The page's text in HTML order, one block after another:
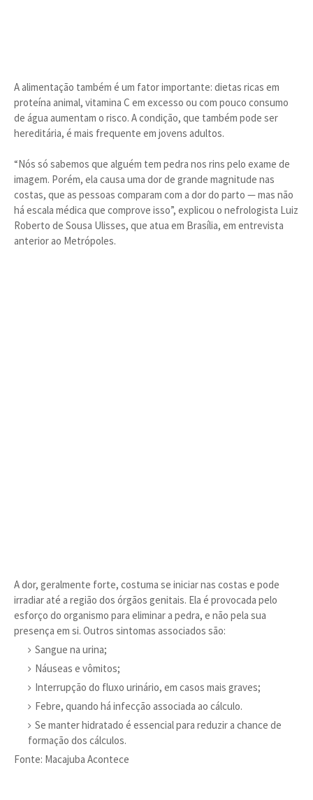
A alimentação também é um fator importante: dietas ricas em
proteína animal, vitamina C em excesso ou com pouco consumo
de água aumentam o risco. A condição, que também pode ser
hereditária, é mais frequente em jovens adultos.
“Nós só sabemos que alguém tem pedra nos rins pelo exame de
imagem. Porém, ela causa uma dor de grande magnitude nas
costas, que as pessoas comparam com a dor do parto — mas não
há escala médica que comprove isso”, explicou o nefrologista Luiz
Roberto de Sousa Ulisses, que atua em Brasília, em entrevista
anterior ao Metrópoles.
A dor, geralmente forte, costuma se iniciar nas costas e pode
irradiar até a região dos órgãos genitais. Ela é provocada pelo
esforço do organismo para eliminar a pedra, e não pela sua
presença em si. Outros sintomas associados são:
Sangue na urina;
Náuseas e vômitos;
Interrupção do fluxo urinário, em casos mais graves;
Febre, quando há infecção associada ao cálculo.
Se manter hidratado é essencial para reduzir a chance de
formação dos cálculos.
Fonte: Macajuba Acontece